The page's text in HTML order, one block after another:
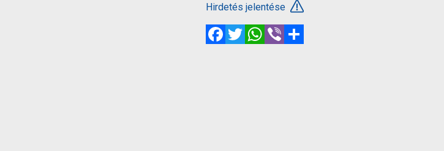
Hirdetés jelentése
FacebookTwitterWhatsApp
Viber